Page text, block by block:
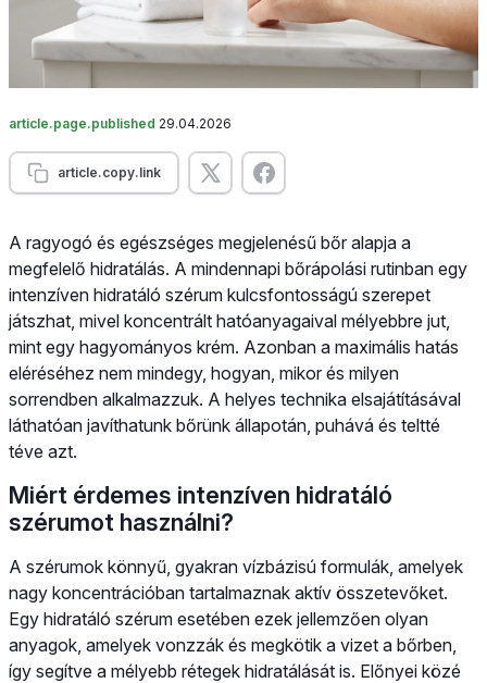
article.page.published 29.04.2026
article.copy.link
A ragyogó és egészséges megjelenésű bőr alapja a
megfelelő hidratálás. A mindennapi bőrápolási rutinban egy
intenzíven hidratáló szérum kulcsfontosságú szerepet
játszhat, mivel koncentrált hatóanyagaival mélyebbre jut,
mint egy hagyományos krém. Azonban a maximális hatás
eléréséhez nem mindegy, hogyan, mikor és milyen
sorrendben alkalmazzuk. A helyes technika elsajátításával
láthatóan javíthatunk bőrünk állapotán, puhává és teltté
téve azt.
Miért érdemes intenzíven hidratáló
szérumot használni?
A szérumok könnyű, gyakran vízbázisú formulák, amelyek
nagy koncentrációban tartalmaznak aktív összetevőket.
Egy hidratáló szérum esetében ezek jellemzően olyan
anyagok, amelyek vonzzák és megkötik a vizet a bőrben,
így segítve a mélyebb rétegek hidratálását is. Előnyei közé